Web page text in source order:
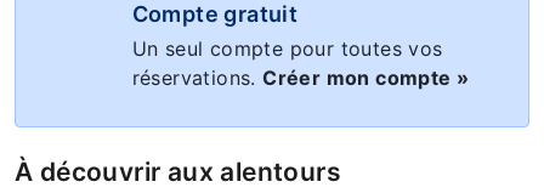
Compte gratuit
Un seul compte pour toutes vos
réservations.Créer mon compte »
À découvrir aux alentours